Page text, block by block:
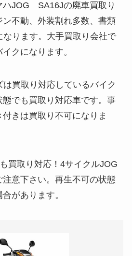
ハJOG SA16Jの廃車買取り
不動、外装割れ多数、書類
ります。大手買取り会社で
クになります。
買取り対応しているバイク
でも買取り対応車です。事
きは買取り不可になりま
買取り対応！4サイクルJOG
意下さい。再生不可の状態
があります。